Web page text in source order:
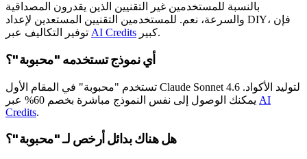
بالنسبة للمستخدمين غير التقنيين الذين يقدرون المصداقية
والسرعة، نعم. للمستخدمين التقنيين المستعدين لإعداد DIY، فإن
AI Credits كبير.
أي نموذج تستخدمه "محبوبة"؟
تستخدم "محبوبة" في المقام الأول Claude Sonnet 4.6 لتوليد الأكواد.
AI
Credits.
هل هناك بدائل أرخص لـ "محبوبة"؟